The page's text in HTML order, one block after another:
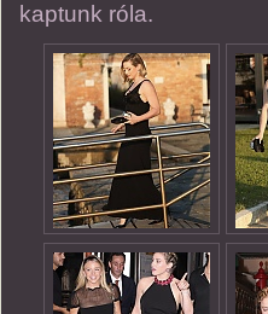
kaptunk róla.